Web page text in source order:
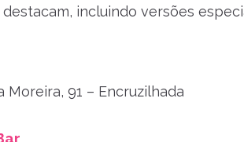
incluindo versões
Moreira, 91 – Encruzilhada